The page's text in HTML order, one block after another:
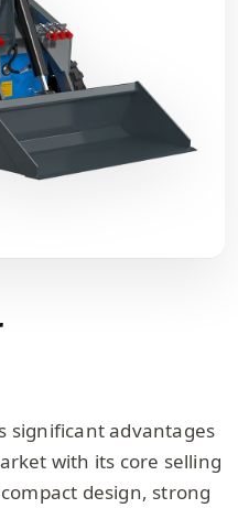
significant advantages
with its core selling
design, strong